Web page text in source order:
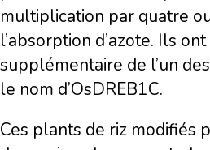
multiplication par quatre
l’absorption d’azote. Ils
supplémentaire de l’un
le nom d’OsDREB1C.
Ces plants de riz modifiés